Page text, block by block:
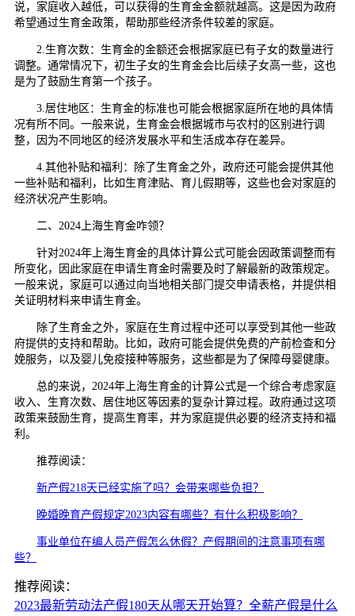
说，家庭收入越低，可以获得的生育金金额就越高。这是因为政府
希望通过生育金政策，帮助那些经济条件较差的家庭。
2.生育次数：生育金的金额还会根据家庭已有子女的数量进行
调整。通常情况下，初生子女的生育金会比后续子女高一些，这也
是为了鼓励生育第一个孩子。
3.居住地区：生育金的标准也可能会根据家庭所在地的具体情
况有所不同。一般来说，生育金会根据城市与农村的区别进行调
整，因为不同地区的经济发展水平和生活成本存在差异。
4.其他补贴和福利：除了生育金之外，政府还可能会提供其他
一些补贴和福利，比如生育津贴、育儿假期等，这些也会对家庭的
经济状况产生影响。
二、2024上海生育金咋领？
针对2024年上海生育金的具体计算公式可能会因政策调整而有
所变化，因此家庭在申请生育金时需要及时了解最新的政策规定。
一般来说，家庭可以通过向当地相关部门提交申请表格，并提供相
关证明材料来申请生育金。
除了生育金之外，家庭在生育过程中还可以享受到其他一些政
府提供的支持和帮助。比如，政府可能会提供免费的产前检查和分
娩服务，以及婴儿免疫接种等服务，这些都是为了保障母婴健康。
总的来说，2024年上海生育金的计算公式是一个综合考虑家庭
收入、生育次数、居住地区等因素的复杂计算过程。政府通过这项
政策来鼓励生育，提高生育率，并为家庭提供必要的经济支持和福
利。
推荐阅读：
新产假218天已经实施了吗？会带来哪些负担？
晚婚晚育产假规定2023内容有哪些？有什么积极影响？
事业单位在编人员产假怎么休假？产假期间的注意事项有哪
些？
推荐阅读：
2023最新劳动法产假180天从哪天开始算？全薪产假是什么